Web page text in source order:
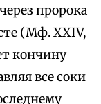
пророка
(Мф. XXIV,
кончину
все соки